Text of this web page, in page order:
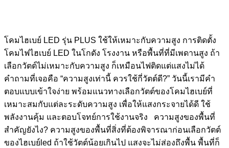
โคมไฮเบย์ LED รุ่น PLUS ใช้ให้เหมาะกับความสูง การติดตั้ง
โคมไฟไฮเบย์ LED ในโกดัง โรงงาน หรือพื้นที่ที่มีเพดานสูง ถ้า
เลือกวัตต์ไม่เหมาะกับความสูง ก็เหมือนไฟติดแต่แสงไม่ได้
คำถามที่เจอคือ “ความสูงเท่านี้ ควรใช้กี่วัตต์ดี?” วันนี้เรามีคำ
ตอบแบบเข้าใจง่าย พร้อมแนวทางเลือกวัตต์ของโคมไฮเบย์ที่
เหมาะสมกับแต่ละระดับความสูง เพื่อให้แสงกระจายได้ดี ใช้
พลังงานคุ้ม และตอบโจทย์การใช้งานจริง ความสูงของพื้นที่
สำคัญยังไง? ความสูงของพื้นที่สิ่งที่ต้องพิจารณาก่อนเลือกวัตต์
ของไฮเบย์led ถ้าใช้วัตต์น้อยเกินไป แสงจะไม่ส่องถึงพื้น พื้นที่ก็